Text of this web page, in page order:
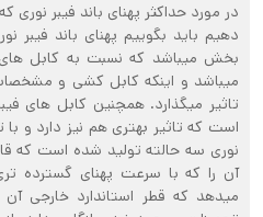
در مورد حداکثر پهنای باند فیبر نوری
دهیم باید بگوییم پهنای باند فیبر
بخش میباشد که نسبت به کابل
میباشد و اینکه کابل کشی و
تاثیر میگذارد. همچنین کابل های
است که تاثیر بهتری هم نیز دارد و با
نوری سه حالته تولید شده است که
آن را که با سرعت پهنای گسترده